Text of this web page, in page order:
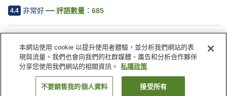
4.4 非常好 評語數量： 685
停車場
休息室
咖啡廳
自動販賣機
日本 兵庫縣 神戶 神戶有馬御苑旅館
找客房
本網站使用 cookie 以提升使用者體驗，並分析我們網站的表
現與流量。我們也會向我們的社群媒體、廣告和分析合作夥伴
分享您使用我們網站的相關資訊。
私隱政策
不要銷售我的個人資料 接受所有